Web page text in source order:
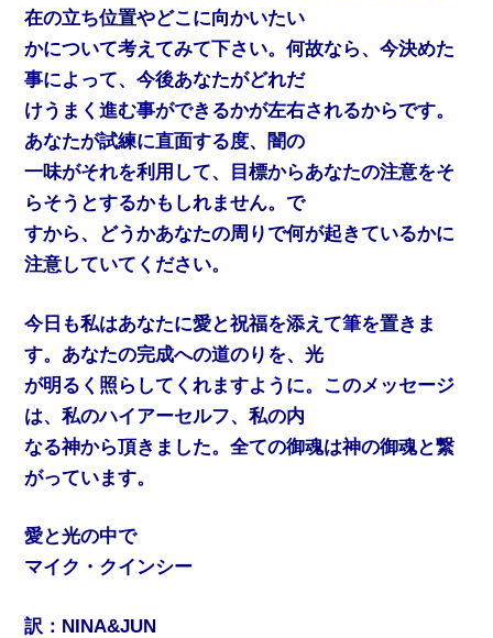
在の立ち位置やどこに向かいたい
かについて考えてみて下さい。何故なら、今決めた
事によって、今後あなたがどれだ
けうまく進む事ができるかが左右されるからです。
あなたが試練に直面する度、闇の
一味がそれを利用して、目標からあなたの注意をそ
らそうとするかもしれません。で
すから、どうかあなたの周りで何が起きているかに
注意していてください。
今日も私はあなたに愛と祝福を添えて筆を置きま
す。あなたの完成への道のりを、光
が明るく照らしてくれますように。このメッセージ
は、私のハイアーセルフ、私の内
なる神から頂きました。全ての御魂は神の御魂と繋
がっています。
愛と光の中で
マイク・クインシー
訳：NINA&JUN